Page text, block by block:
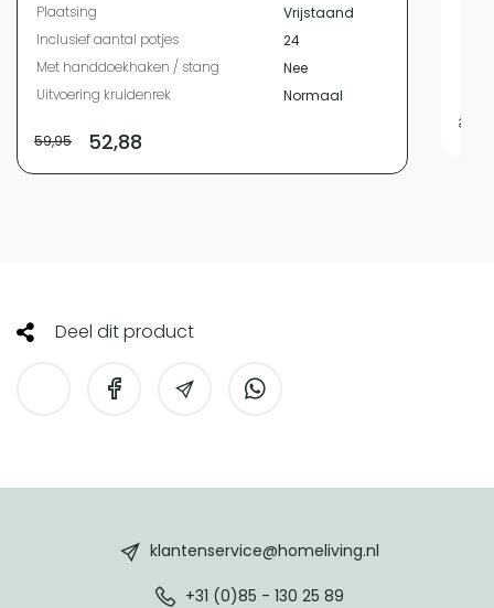
Plaatsing
Vrijstaand
Inclusief aantal potjes
24
Met handdoekhaken / stang
Nee
Uitvoering kruidenrek
Normaal
59,95 52,88
Deel dit product
klantenservice@homeliving.nl
+31 (0)85 - 130 25 89